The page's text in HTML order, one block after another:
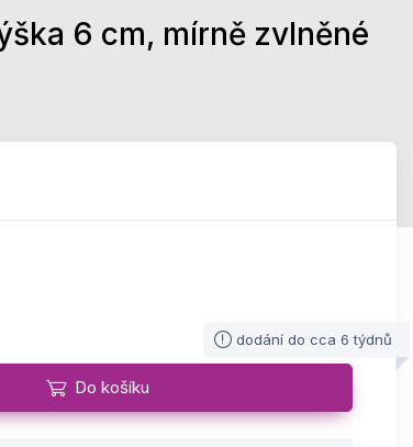
6 cm, mírně zvlněné
dodání do cca 6 týdnů
Do košíku